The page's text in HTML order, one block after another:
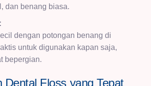
dan benang biasa.
dengan potongan benang di
untuk digunakan kapan saja,
bepergian.
Dental Floss yang Tepat